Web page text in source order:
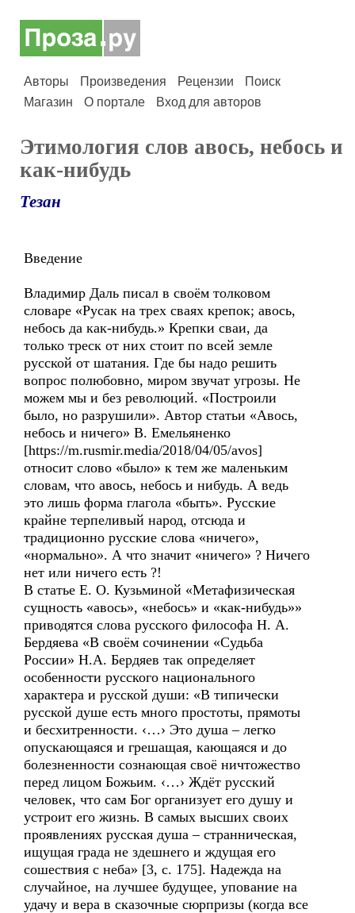
Авторы Произведения Рецензии
Поиск
Магазин
О портале Вход для авторов
Этимология слов авось, небось и
как-нибудь
Тезан
Введение
Владимир Даль писал в своём толковом
словаре «Русак на трех сваях крепок; авось,
небось да как-нибудь.» Крепки сваи, да
только треск от них стоит по всей земле
русской от шатания. Где бы надо решить
вопрос полюбовно, миром звучат угрозы. Не
можем мы и без революций. «Построили
было, но разрушили». Автор статьи «Авось,
небось и ничего» В. Емельяненко
[https://m.rusmir.media/2018/04/05/avos]
относит слово «было» к тем же маленьким
словам, что авось, небось и нибудь. А ведь
это лишь форма глагола «быть». Русские
крайне терпеливый народ, отсюда и
традиционно русские слова «ничего»,
«нормально». А что значит «ничего» ? Ничего
нет или ничего есть ?!
В статье Е. О. Кузьминой «Метафизическая
сущность «авось», «небось» и «как-нибудь»»
приводятся слова русского философа Н. А.
Бердяева «В своём сочинении «Судьба
России» Н.А. Бердяев так определяет
особенности русского национального
характера и русской души: «В типически
русской душе есть много простоты, прямоты
и бесхитренности. ‹…› Это душа – легко
опускающаяся и грешащая, кающаяся и до
болезненности сознающая своё ничтожество
перед лицом Божьим. ‹…› Ждёт русский
человек, что сам Бог организует его душу и
устроит его жизнь. В самых высших своих
проявлениях русская душа – странническая,
ищущая града не здешнего и ждущая его
сошествия с неба» [3, с. 175]. Надежда на
случайное, на лучшее будущее, упование на
удачу и вера в сказочные сюрпризы (когда все